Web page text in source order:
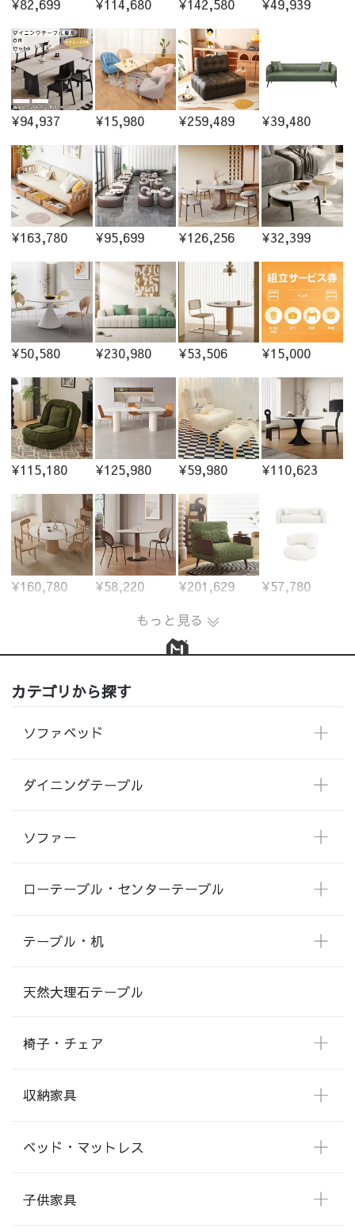
¥82,699 ¥114,680 ¥142,580 ¥49,939
¥94,937 ¥15,980 ¥259,489 ¥39,480
¥163,780 ¥95,699 ¥126,256 ¥32,399
¥50,580 ¥230,980 ¥53,506 ¥15,000
¥115,180 ¥125,980 ¥59,980 ¥110,623
¥160,780 ¥58,220 ¥201,629
¥57,780
もっと見る
カテゴリから探す
ソファベッド
ダイニングテーブル
ソファー
ローテーブル・センターテーブル
テーブル・机
天然大理石テーブル
椅子・チェア
収納家具
ベッド・マットレス
子供家具